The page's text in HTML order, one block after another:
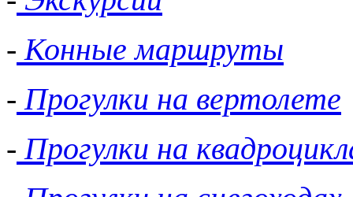
- Конные маршруты
- Прогулки на вертолете
- Прогулки на